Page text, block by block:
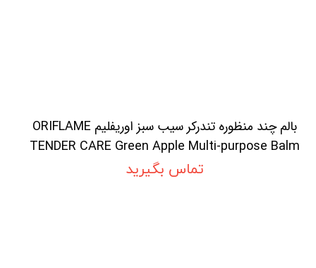
بالم چند منظوره تندرکر سیب سبز اوریفلیم ORIFLAME
TENDER CARE Green Apple Multi-purpose Balm
تماس بگیرید